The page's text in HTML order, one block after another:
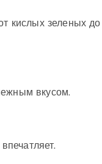
кислых зеленых до
вкусом.
впечатляет.